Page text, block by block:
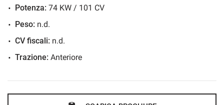
Potenza: 74 KW / 101 CV
Peso: n.d.
CV fiscali: n.d.
Trazione: Anteriore